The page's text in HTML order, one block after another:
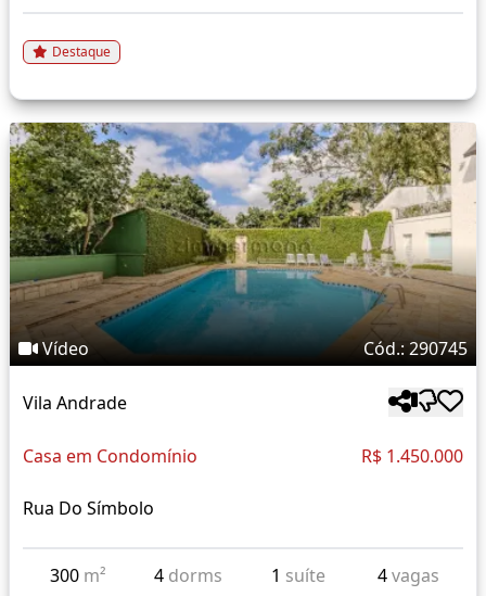
Destaque
Vídeo Cód.: 290745
Vila Andrade
Casa em Condomínio R$ 1.450.000
Rua Do Símbolo
300 m² 4 dorms 1 suíte 4vagas